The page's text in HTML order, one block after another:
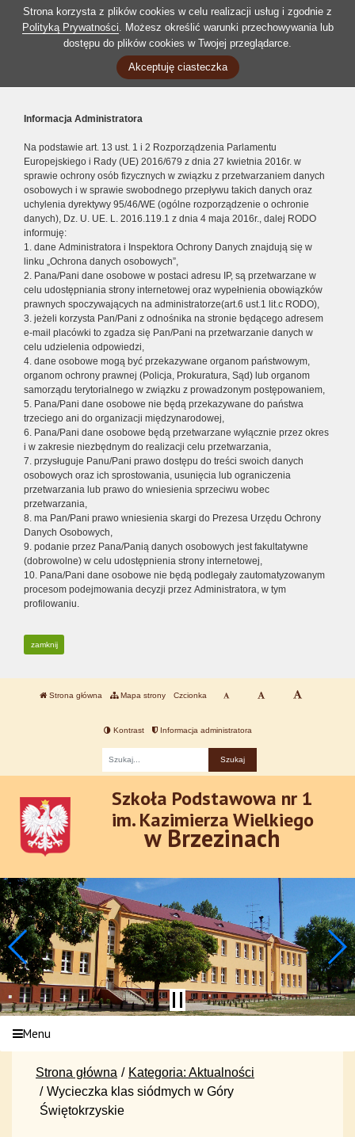
Strona korzysta z plików cookies w celu realizacji usług i zgodnie z
Polityką Prywatności. Możesz określić warunki przechowywania lub
dostępu do plików cookies w Twojej przeglądarce.
Akceptuję ciasteczka
Informacja Administratora
Na podstawie art. 13 ust. 1 i 2 Rozporządzenia Parlamentu
Europejskiego i Rady (UE) 2016/679 z dnia 27 kwietnia 2016r. w
sprawie ochrony osób fizycznych w związku z przetwarzaniem danych
osobowych i w sprawie swobodnego przepływu takich danych oraz
uchylenia dyrektywy 95/46/WE (ogólne rozporządzenie o ochronie
danych), Dz. U. UE. L. 2016.119.1 z dnia 4 maja 2016r., dalej RODO
informuję:
1. dane Administratora i Inspektora Ochrony Danych znajdują się w
linku „Ochrona danych osobowych”,
2. Pana/Pani dane osobowe w postaci adresu IP, są przetwarzane w
celu udostępniania strony internetowej oraz wypełnienia obowiązków
prawnych spoczywających na administratorze(art.6 ust.1 lit.c RODO),
3. jeżeli korzysta Pan/Pani z odnośnika na stronie będącego adresem
e-mail placówki to zgadza się Pan/Pani na przetwarzanie danych w
celu udzielenia odpowiedzi,
4. dane osobowe mogą być przekazywane organom państwowym,
organom ochrony prawnej (Policja, Prokuratura, Sąd) lub organom
samorządu terytorialnego w związku z prowadzonym postępowaniem,
5. Pana/Pani dane osobowe nie będą przekazywane do państwa
trzeciego ani do organizacji międzynarodowej,
6. Pana/Pani dane osobowe będą przetwarzane wyłącznie przez okres
i w zakresie niezbędnym do realizacji celu przetwarzania,
7. przysługuje Panu/Pani prawo dostępu do treści swoich danych
osobowych oraz ich sprostowania, usunięcia lub ograniczenia
przetwarzania lub prawo do wniesienia sprzeciwu wobec
przetwarzania,
8. ma Pan/Pani prawo wniesienia skargi do Prezesa Urzędu Ochrony
Danych Osobowych,
9. podanie przez Pana/Panią danych osobowych jest fakultatywne
(dobrowolne) w celu udostępnienia strony internetowej,
10. Pana/Pani dane osobowe nie będą podlegały zautomatyzowanym
procesom podejmowania decyzji przez Administratora, w tym
profilowaniu.
zamknij
Strona główna Mapa strony Czcionka
Kontrast Informacja administratora
Szkoła Podstawowa nr 1
im. Kazimierza Wielkiego
w Brzezinach
Menu
Strona główna
Kategoria: Aktualności
Wycieczka klas siódmych w Góry
Świętokrzyskie